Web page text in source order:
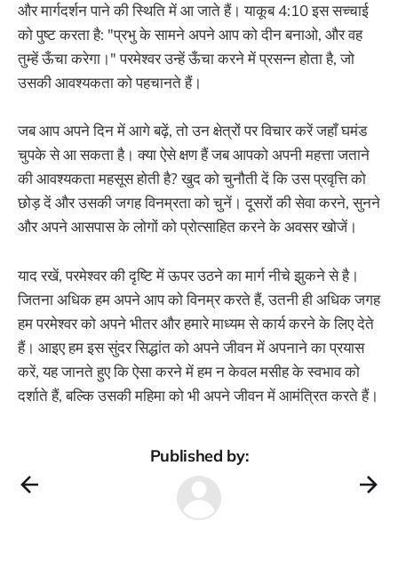
और मार्गदर्शन पाने की स्थिति में आ जाते हैं। याकूब 4:10 इस सच्चाई
को पुष्ट करता है: "प्रभु के सामने अपने आप को दीन बनाओ, और वह
तुम्हें ऊँचा करेगा।" परमेश्वर उन्हें ऊँचा करने में प्रसन्न होता है, जो
उसकी आवश्यकता को पहचानते हैं।
जब आप अपने दिन में आगे बढ़ें, तो उन क्षेत्रों पर विचार करें जहाँ घमंड
चुपके से आ सकता है। क्या ऐसे क्षण हैं जब आपको अपनी महत्ता जताने
की आवश्यकता महसूस होती है? खुद को चुनौती दें कि उस प्रवृत्ति को
छोड़ दें और उसकी जगह विनम्रता को चुनें। दूसरों की सेवा करने, सुनने
और अपने आसपास के लोगों को प्रोत्साहित करने के अवसर खोजें।
याद रखें, परमेश्वर की दृष्टि में ऊपर उठने का मार्ग नीचे झुकने से है।
जितना अधिक हम अपने आप को विनम्र करते हैं, उतनी ही अधिक जगह
हम परमेश्वर को अपने भीतर और हमारे माध्यम से कार्य करने के लिए देते
हैं। आइए हम इस सुंदर सिद्धांत को अपने जीवन में अपनाने का प्रयास
करें, यह जानते हुए कि ऐसा करने में हम न केवल मसीह के स्वभाव को
दर्शाते हैं, बल्कि उसकी महिमा को भी अपने जीवन में आमंत्रित करते हैं।
Published by: